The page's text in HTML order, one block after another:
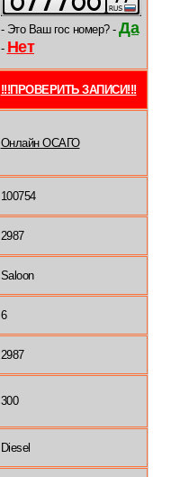
- Это Ваш гос номер? - Да
- Нет
!!!ПРОВЕРИТЬ ЗАПИСИ!!!
Онлайн ОСАГО
100754
2987
Saloon
6
2987
300
Diesel